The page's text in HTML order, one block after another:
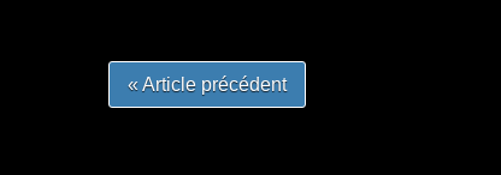
« Article précédent